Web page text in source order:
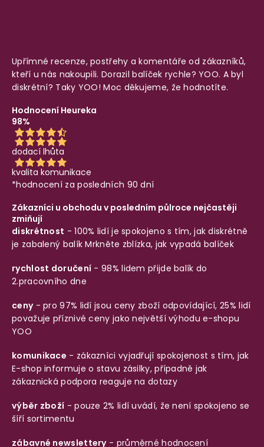
Upřímné recenze, postřehy a komentáře od zákazníků,
kteří u nás nakoupili. Dorazil balíček rychle? YOO. A byl
diskrétní? Taky YOO! Moc děkujeme, že hodnotíte.
Hodnocení Heureka
98%
dodací lhůta
kvalita komunikace
*hodnocení za posledních 90 dní
Zákazníci u obchodu v posledním půlroce nejčastěji
zmiňují
diskrétnost - 100% lidí je spokojeno s tím, jak diskrétně
je zabalený balíkMrkněte zblízka, jak vypadá balíček
rychlost doručení - 98% lidem přijde balík do
2.pracovního dne
ceny- pro 97% lidí jsou ceny zboží odpovídající, 25% lidí
považuje příznivé ceny jako největší výhodu e-shopu
YOO
komunikace - zákazníci vyjadřují spokojenost s tím, jak
E-shop informuje o stavu zásilky, případně jak
zákaznická podpora reaguje na dotazy
výběr zboží - pouze 2% lidí uvádí, že není spokojeno se
šíří sortimentu
zábavné newslettery- průměrné hodnocení